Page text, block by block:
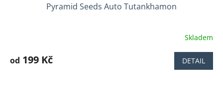
Pyramid Seeds Auto Tutankhamon
produktu
Skladem
od 199 Kč DETAIL